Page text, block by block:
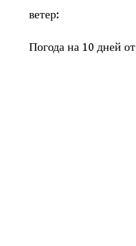
ветер:
Погода на 10 дней от